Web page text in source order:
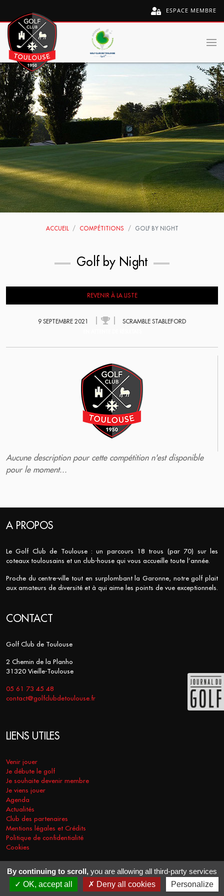
ESPACE MEMBRE
ACCUEIL COMPÉTITIONS GOLF BY NIGHT
Golf by Night
REVENIR À LA LISTE
9 SEPTEMBRE 2021 SCRAMBLE STABLEFORD
Aucune description pour cette compétition n'est disponible
pour le moment...
A PROPOS
Le Golf Club de Toulouse : un parcours 18 trous (par 70) sur les
coteaux toulousains et un club-house qui vous accueille toute l’année.
Proche du centre-ville tout en surplombant la Garonne, notre golf plait
aux amateurs de diversité et à qui aime les points de vue exceptionnels.
CONTACT
Golf Club de Toulouse
2 Chemin de la Planho
31320 Vieille-Toulouse
05 61 73 45 48
contact@golfclubdetoulouse.fr
LIENS UTILES
Venir jouer
Je débute le golf
Je souhaite devenir membre
Je viens jouer
Agenda
Actualités
Club des partenaires
Mentions légales et Crédits
Politique de confidentialité
Cookies
COPYRIGHT © 2026 - GOLF CLUB DE TOULOUSE. TOUS DROITS
RÉSERVÉS.
RÉALISATION VT-DESIGN 2021
By continuing to scroll, you are allowing all third-party services
OK, accept all
Deny all cookies Personalize